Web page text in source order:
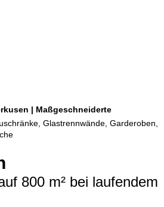
| Maßgeschneiderte
Glastrennwände, Garderoben,
800 m² bei laufendem